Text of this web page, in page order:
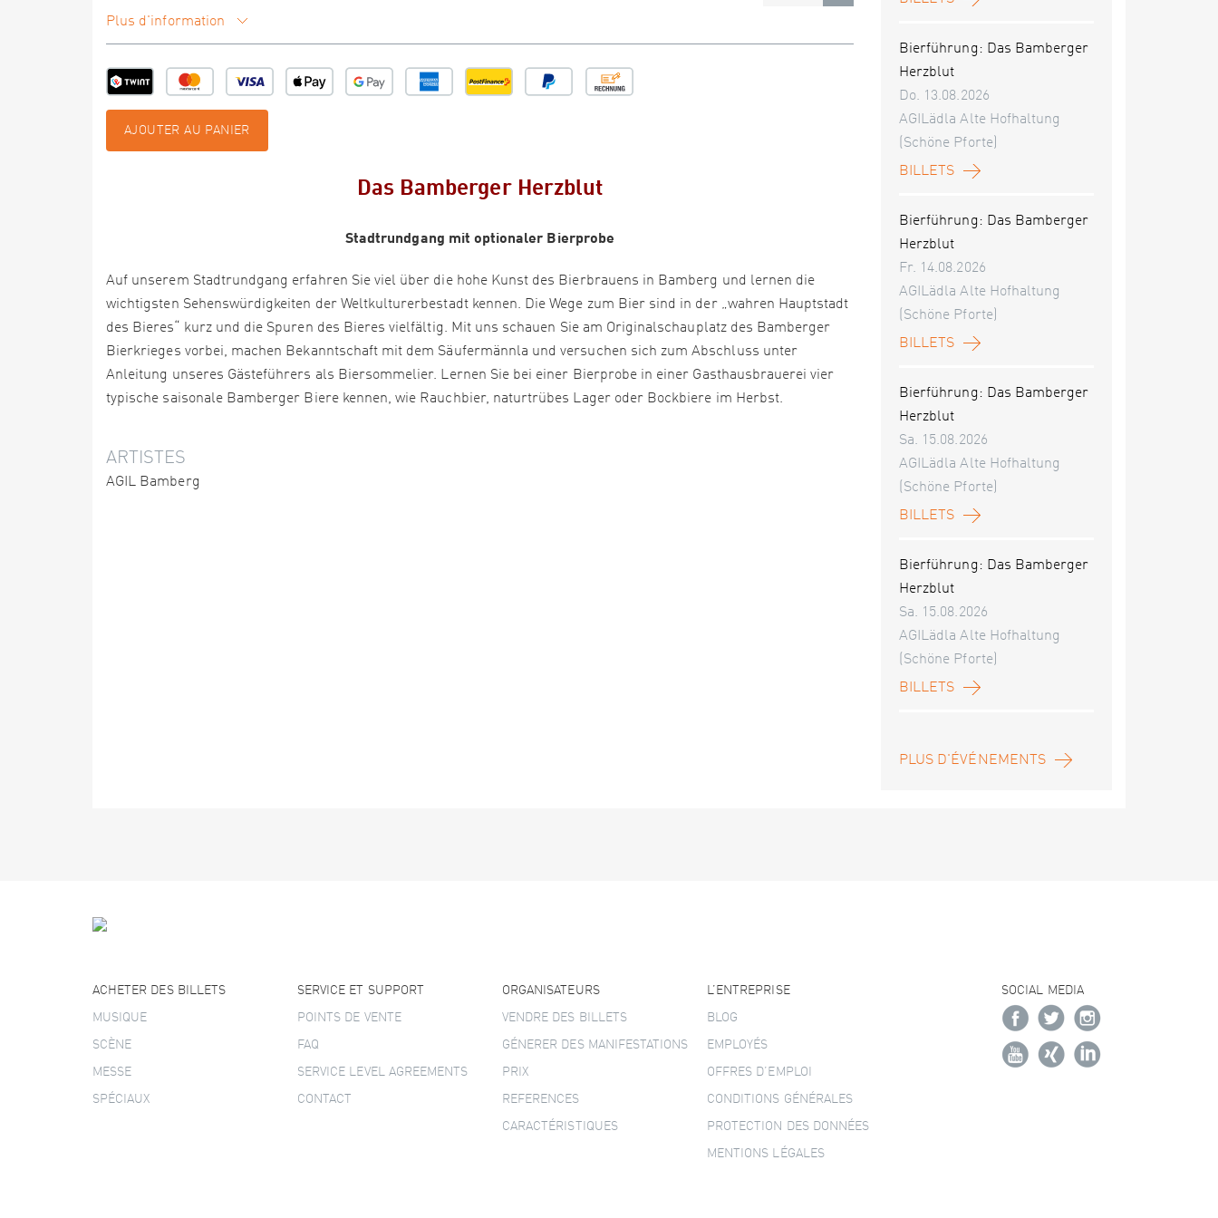
Plus d'information
AJOUTER AU PANIER
Das Bamberger Herzblut
Stadtrundgang mit optionaler Bierprobe
Auf unserem Stadtrundgang erfahren Sie viel über die hohe Kunst des Bierbrauens in Bamberg und lernen die
wichtigsten Sehenswürdigkeiten der Weltkulturerbestadt kennen. Die Wege zum Bier sind in der „wahren Hauptstadt
des Bieres“ kurz und die Spuren des Bieres vielfältig. Mit uns schauen Sie am Originalschauplatz des Bamberger
Bierkrieges vorbei, machen Bekanntschaft mit dem Säufermännla und versuchen sich zum Abschluss unter
Anleitung unseres Gästeführers als Biersommelier. Lernen Sie bei einer Bierprobe in einer Gasthausbrauerei vier
typische saisonale Bamberger Biere kennen, wie Rauchbier, naturtrübes Lager oder Bockbiere im Herbst.
ARTISTES
AGIL Bamberg
Bierführung: Das Bamberger
Herzblut
Do. 13.08.2026
AGILädla Alte Hofhaltung
(Schöne Pforte)
BILLETS
Bierführung: Das Bamberger
Herzblut
Fr. 14.08.2026
AGILädla Alte Hofhaltung
(Schöne Pforte)
BILLETS
Bierführung: Das Bamberger
Herzblut
Sa. 15.08.2026
AGILädla Alte Hofhaltung
(Schöne Pforte)
BILLETS
Bierführung: Das Bamberger
Herzblut
Sa. 15.08.2026
AGILädla Alte Hofhaltung
(Schöne Pforte)
BILLETS
PLUS D'ÉVÉNEMENTS
ACHETER DES BILLETS
MUSIQUE
SCÈNE
MESSE
SPÉCIAUX
SERVICE ET SUPPORT
POINTS DE VENTE
FAQ
SERVICE LEVEL AGREEMENTS
CONTACT
ORGANISATEURS
VENDRE DES BILLETS
GÉNERER DES MANIFESTATIONS
PRIX
REFERENCES
CARACTÉRISTIQUES
L’ENTREPRISE
BLOG
EMPLOYÉS
OFFRES D’EMPLOI
CONDITIONS GÉNÉRALES
PROTECTION DES DONNÉES
MENTIONS LÉGALES
SOCIAL MEDIA